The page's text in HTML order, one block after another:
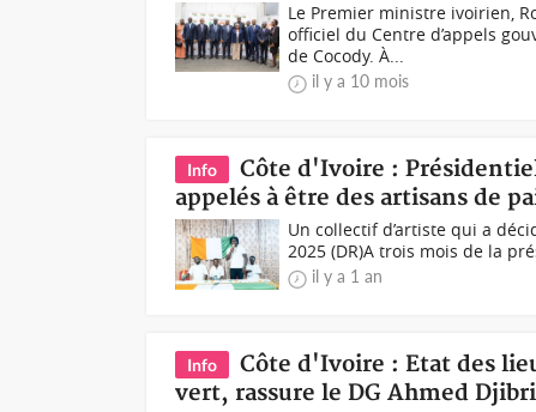
Le Premier ministre ivoirien,
officiel du Centre d’appels
de Cocody. À...
il y a 10 mois
Info
Côte d'Ivoire :
appelés à être des artisans de
Un collectif d’artiste qui a
2025 (DR)A trois mois de la
il y a 1 an
Info
Côte d'Ivoire : Etat des
vert, rassure le DG Ahmed